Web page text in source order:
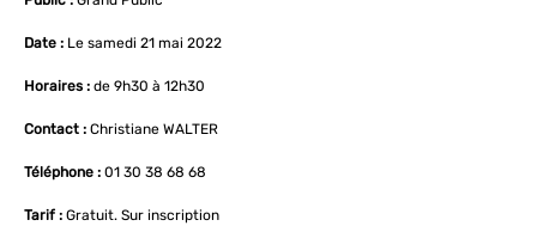
Date : Le samedi 21 mai 2022
Horaires : de 9h30 à 12h30
Contact : Christiane WALTER
Téléphone : 01 30 38 68 68
Tarif : Gratuit. Sur inscription